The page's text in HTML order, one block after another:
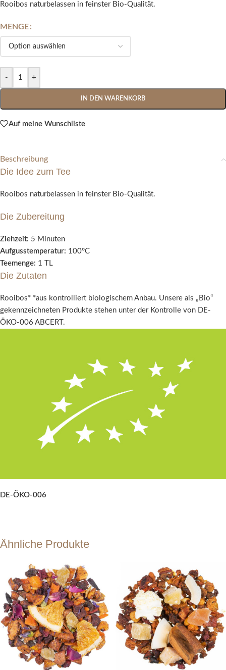
Rooibos naturbelassen in feinster Bio-Qualität.
MENGE
- +
IN DEN WARENKORB
Alternative:
Auf meine Wunschliste
Beschreibung
Die Idee zum Tee
Rooibos naturbelassen in feinster Bio-Qualität.
Die Zubereitung
Ziehzeit: 5 Minuten
Aufgusstemperatur: 100°C
Teemenge: 1 TL
Die Zutaten
Rooibos* *aus kontrolliert biologischem Anbau. Unsere als „Bio“
gekennzeichneten Produkte stehen unter der Kontrolle von DE-
ÖKO-006 ABCERT.
DE-ÖKO-006
Ähnliche Produkte